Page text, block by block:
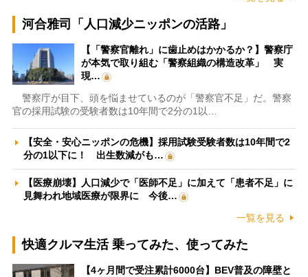
河合雅司「人口減少ニッポンの活路」
【「警察官離れ」に歯止めはかかるか？】警察庁
が本気で取り組む「警察組織の構造改革」 実
現…
警察庁が目下、頭を悩ませているのが「警察官不足」だ。警察
官の採用試験の受験者数は10年間で2分の1以…
【安全・安心ニッポンの危機】採用試験受験者数は10年間で2
分の1以下に！ 出生数減がも…
【医療崩壊】人口減少で「医師不足」に加えて「患者不足」に
見舞われ地域医療が限界に 今後…
一覧を見る
快適クルマ生活 乗ってみた、使ってみた
【4ヶ月間で受注累計6000台】BEV普及の障壁と